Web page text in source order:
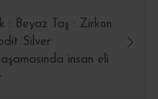
: Beyaz Taş : Zirkon
Silver
insan eli